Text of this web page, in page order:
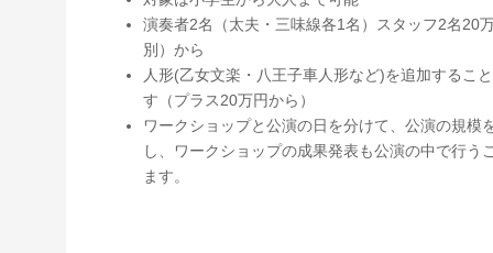
演奏者2名（太夫・三味線各1名）スタッフ2名20
別）から
人形(乙女文楽・八王子車人形など)を追加するこ
す（プラス20万円から）
ワークショップと公演の日を分けて、公演の規模
し、ワークショップの成果発表も公演の中で行う
ます。